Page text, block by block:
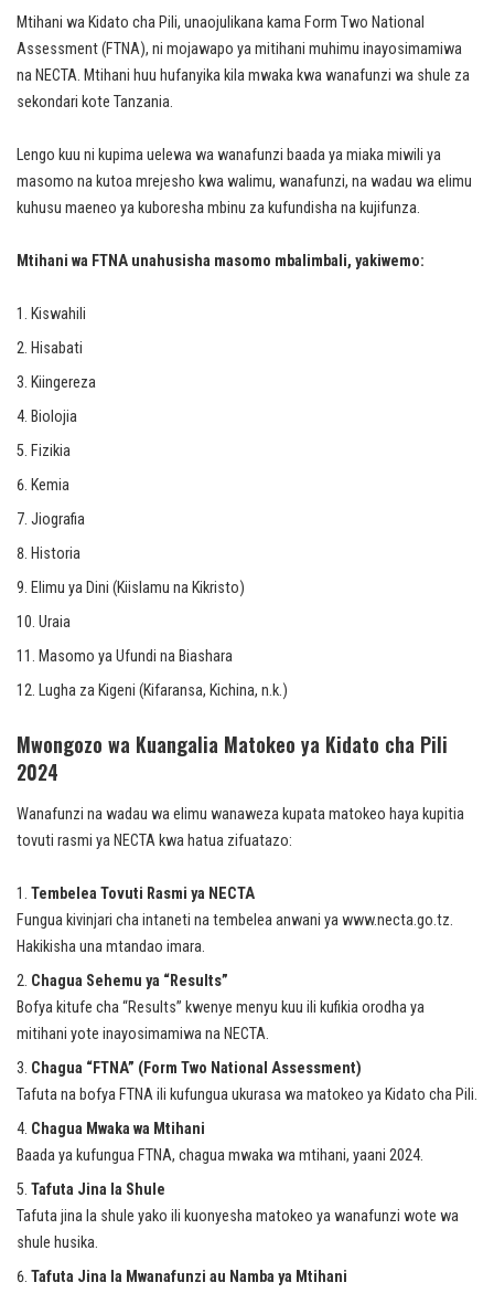
Mtihani wa Kidato cha Pili, unaojulikana kama Form Two National
Assessment (FTNA), ni mojawapo ya mitihani muhimu inayosimamiwa
na NECTA. Mtihani huu hufanyika kila mwaka kwa wanafunzi wa shule za
sekondari kote Tanzania.
Lengo kuu ni kupima uelewa wa wanafunzi baada ya miaka miwili ya
masomo na kutoa mrejesho kwa walimu, wanafunzi, na wadau wa elimu
kuhusu maeneo ya kuboresha mbinu za kufundisha na kujifunza.
Mtihani wa FTNA unahusisha masomo mbalimbali, yakiwemo:
Kiswahili
Hisabati
Kiingereza
Biolojia
Fizikia
Kemia
Jiografia
Historia
Elimu ya Dini (Kiislamu na Kikristo)
Uraia
Masomo ya Ufundi na Biashara
Lugha za Kigeni (Kifaransa, Kichina, n.k.)
Mwongozo wa Kuangalia Matokeo ya Kidato cha Pili
2024
Wanafunzi na wadau wa elimu wanaweza kupata matokeo haya kupitia
tovuti rasmi ya NECTA kwa hatua zifuatazo:
Tembelea Tovuti Rasmi ya NECTA
Fungua kivinjari cha intaneti na tembelea anwani ya www.necta.go.tz.
Hakikisha una mtandao imara.
Chagua Sehemu ya “Results”
Bofya kitufe cha “Results” kwenye menyu kuu ili kufikia orodha ya
mitihani yote inayosimamiwa na NECTA.
Chagua “FTNA” (Form Two National Assessment)
Tafuta na bofya FTNA ili kufungua ukurasa wa matokeo ya Kidato cha Pili.
Chagua Mwaka wa Mtihani
Baada ya kufungua FTNA, chagua mwaka wa mtihani, yaani 2024.
Tafuta Jina la Shule
Tafuta jina la shule yako ili kuonyesha matokeo ya wanafunzi wote wa
shule husika.
Tafuta Jina la Mwanafunzi au Namba ya Mtihani